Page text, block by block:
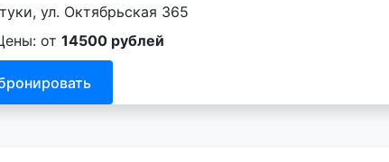
ул. Октябрьская 365
от 14500 рублей